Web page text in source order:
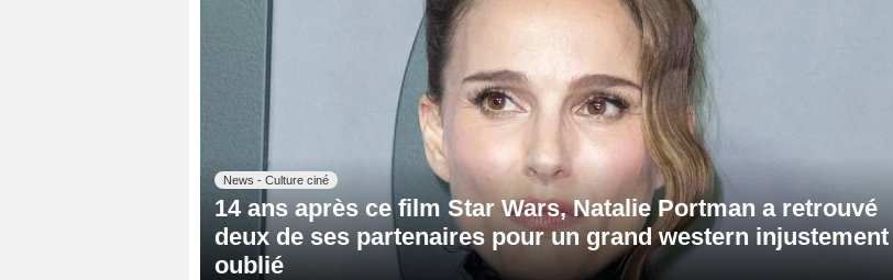
News - Culture ciné
14 ans après ce film Star Wars, Natalie Portman a retrouvé
deux de ses partenaires pour un grand western injustement
oublié